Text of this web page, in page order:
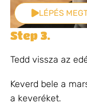
LÉPÉS
Step 3.
Tedd vissza az
Keverd bele a
a keveréket.